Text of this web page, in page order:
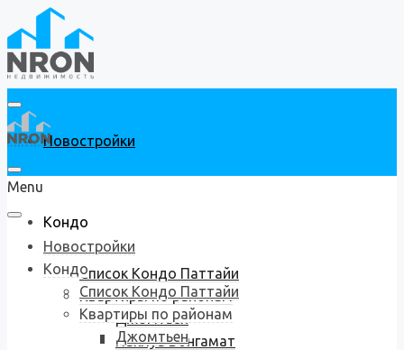
Новостройки
Кондо
Список Кондо Паттайи
Квартиры по районам
Джомтьен
Наклуа Вонгамат
Menu
Новостройки
Кондо
Список Кондо Паттайи
Квартиры по районам
Джомтьен